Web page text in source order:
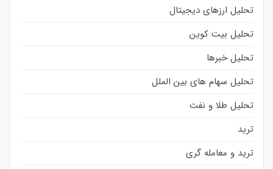
تحلیل ارزهای دیجیتال
تحلیل بیت کوین
تحلیل خبرها
تحلیل سهام های بین الملل
تحلیل طلا و نفت
ترید
ترید و معامله گری